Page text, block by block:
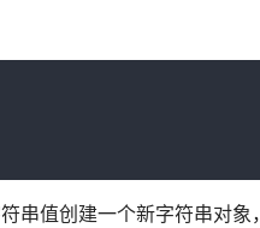
值创建一个新字符串对